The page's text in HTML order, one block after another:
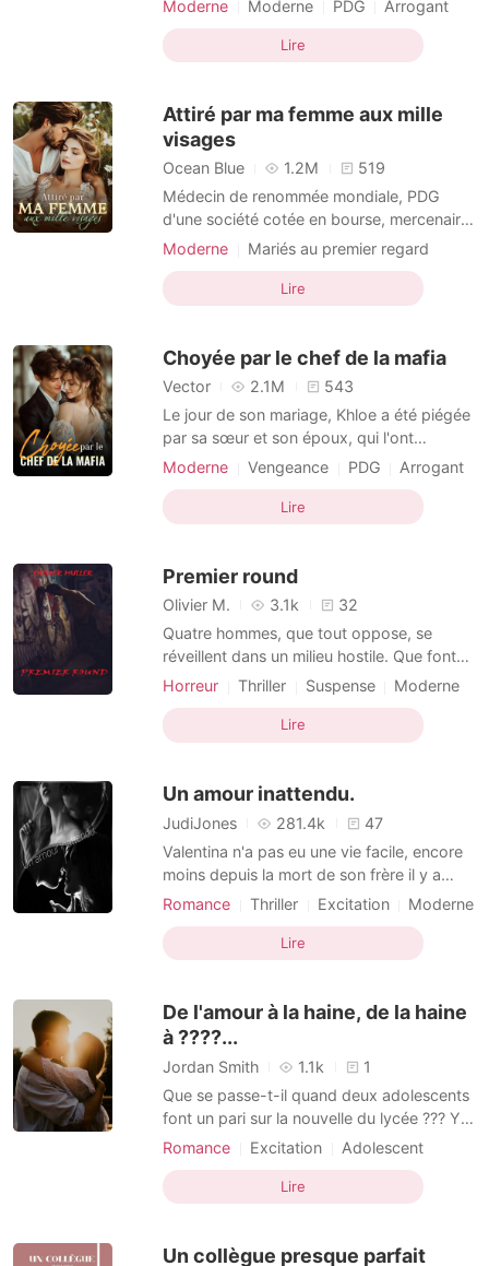
cœur a sombré alors que trois années
d'efforts pour gagner son amour se sont
choisi de le quit
Moderne Moderne PDG
Arrogant
Dominant
Histoire d'amour
Lire
Attiré par ma femme aux mille
visages
Ocean Blue 1.2M
519
Médecin de renommée mondiale, PDG
d'une société cotée en bourse, mercenaire
la plus puissante et génie technologique de
innombrables identités secrètes. Elle a
caché sa véritable identité et s'est mariée
pauvre. Cependant, à l
Moderne
Mariés au premier regard
PDG
Identités multiples
Arrogant
Perfide
Douceur
Lire
Choyée par le chef de la mafia
Vector 2.1M
543
Le jour de son mariage, Khloe a été piégée
par sa sœur et son époux, qui l'ont
accusée d'un crime qu'elle n'avait pas
de prison, où elle a beaucoup souffert.
Lorsque Khloe a finalement été libérée, sa
forcer Khloe à co
Moderne Vengeance PDG
Arrogant
Charmant
Lire
Premier round
Olivier M. 3.1k
32
Quatre hommes, que tout oppose, se
réveillent dans un milieu hostile. Que font-
ils là ? Qui les a piégés ? Ils devront dès
propre noirceur. Quelles limites seront-ils
prêts à franchir pour sauver leur peau ?
Horreur Thriller Suspense
Moderne
Kidnapping
Contrainte sur la vie
Héroïne
Identités multiples
Arrogant
Lire
Un amour inattendu.
JudiJones 281.4k
47
Valentina n'a pas eu une vie facile, encore
moins depuis la mort de son frère il y a
deux ans. Elle s'attendait à tout, sauf à être
ses parents lors d'un accident de voiture il
y a deux ans, il est prêt à tout pour se
Romance Thriller Excitation
Moderne
Amour forcé
Grossesse
Criminel
Mafia
Arrogant Beau gosse
Lire
De l'amour à la haine, de la haine
à ????...
Jordan Smith 1.1k
1
Que se passe-t-il quand deux adolescents
font un pari sur la nouvelle du lycée ??? Y
aura-t-il de l'amour au menu???, Entre
l'emportera sur Patricia keys et Smith
Brown ???... Je sais que c'est encore un
plaît donnez-lu
Romance Excitation
Adolescent
Amour à froid
Amour prédestiné
Arrogant
Beau gosse
Lire
Un collègue presque parfait